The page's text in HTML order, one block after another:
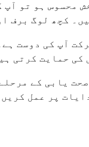
محسوس ہو تو
کچھ لوگ برف
آپ کی دوست
کی حمایت کرتی
پر عمل